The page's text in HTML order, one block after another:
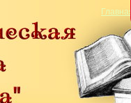
Главная